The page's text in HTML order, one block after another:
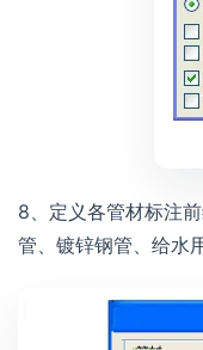
8、定义各管材标注
管、镀锌钢管、给水